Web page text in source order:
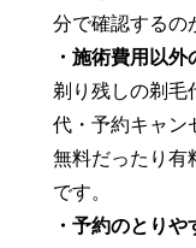
分で確認するの
・施術費用以
剃り残しの剃毛
代・予約キャン
無料だったり有
です。
・予約のとりや